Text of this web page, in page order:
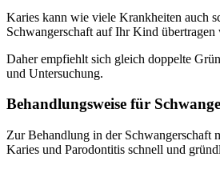
Karies kann wie viele Krankheiten auch
Schwangerschaft auf Ihr Kind übertragen
Daher empfiehlt sich gleich doppelte
und Untersuchung.
Behandlungsweise für
Zur Behandlung in der Schwangerschaft
Karies und Parodontitis schnell und